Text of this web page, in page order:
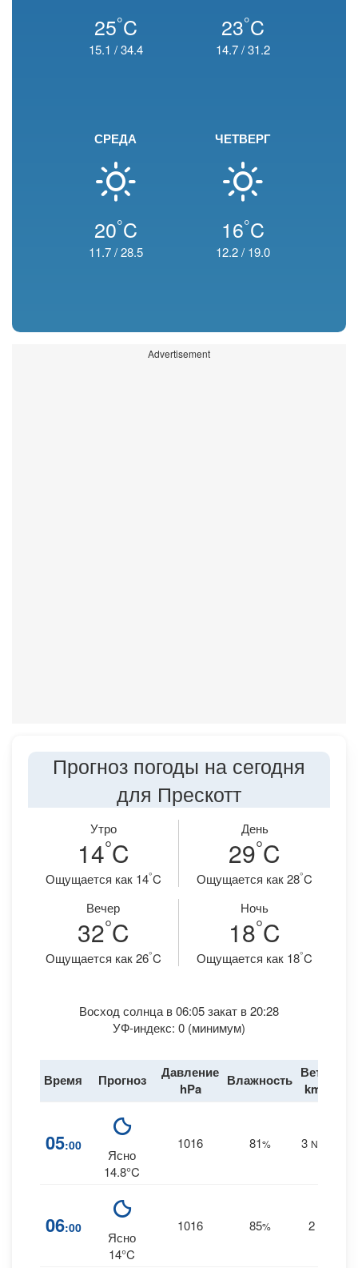
25°C
15.1 /34.4
23°C
14.7/31.2
СРЕДА
20°C
11.7/28.5
ЧЕТВЕРГ
16°C
12.2/ 19.0
Advertisement
Прогноз погоды на сегодня
для Прескотт
Утро
14°C
Ощущается как 14°C
День
29°C
Ощущается как 28°C
Вечер
32°C
Ощущается как 26°C
Ночь
18°C
Ощущается как 18°C
Восход солнца в 06:05 закат в 20:28
УФ-индекс: 0 (минимум)
Время Прогноз
Давление
hPa
Влажность Ветер
km/h
05:00
Ясно
14.8°C
1016 81% 3 NNW
06:00
Ясно
14°C
1016 85% 2